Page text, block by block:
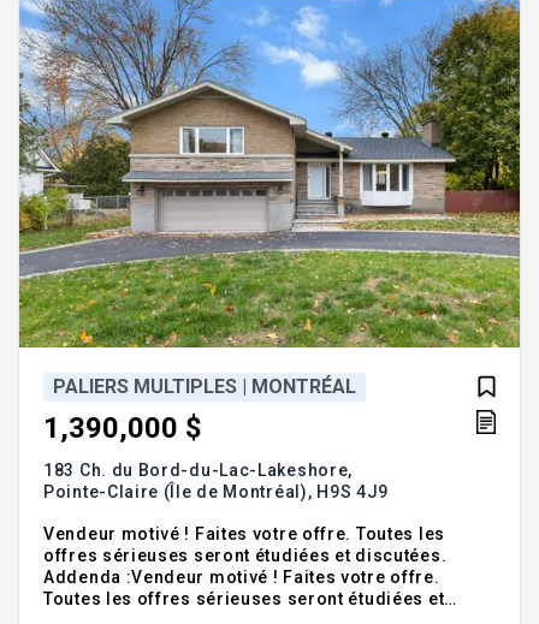
Espaces de vie optimisés : Profitez de 3 chambres
à coucher, d'une salle de lavage
PALIERS MULTIPLES | MONTRÉAL
1,390,000 $
183 Ch. du Bord-du-Lac-Lakeshore,
Pointe-Claire (Île de Montréal), H9S 4J9
Vendeur motivé ! Faites votre offre. Toutes les
offres sérieuses seront étudiées et discutées.
Addenda :Vendeur motivé ! Faites votre offre.
Toutes les offres sérieuses seront étudiées et